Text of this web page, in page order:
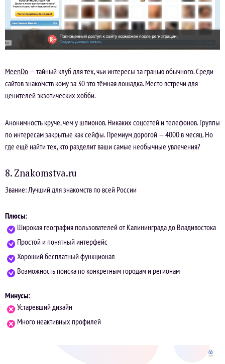
MeenDo — тайный клуб для тех, чьи интересы за гранью обычного. Среди
сайтов знакомств кому за 30 это тёмная лошадка. Место встречи для
ценителей экзотических хобби.
Анонимность круче, чем у шпионов. Никаких соцсетей и телефонов. Группы
по интересам закрытые как сейфы. Премиум дорогой — 4000 в месяц. Но
где ещё найти тех, кто разделит ваши самые необычные увлечения?
8. Znakomstva.ru
Звание: Лучший для знакомств по всей России
Плюсы:
Широкая география пользователей от Калининграда до Владивостока
Простой и понятный интерфейс
Хороший бесплатный функционал
Возможность поиска по конкретным городам и регионам
Минусы:
Устаревший дизайн
Много неактивных профилей